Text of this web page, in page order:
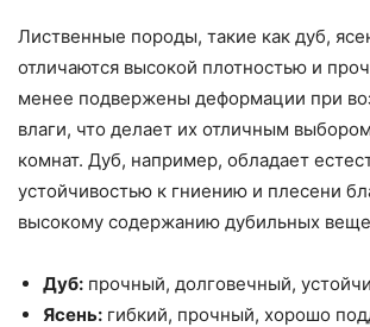
Лиственные породы, такие как дуб,
отличаются высокой плотностью и
менее подвержены деформации при
влаги, что делает их отличным
комнат. Дуб, например, обладает
устойчивостью к гниению и плесени
высокому содержанию дубильных
Дуб: прочный, долговечный,
Ясень: гибкий, прочный, хорошо